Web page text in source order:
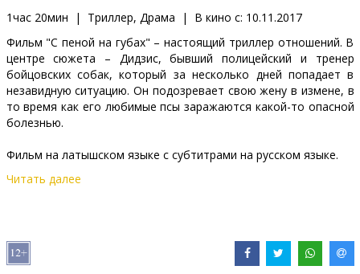
1час 20мин | Триллер, Драма | В кино с: 10.11.2017
Фильм "С пеной на губах" – настоящий триллер отношений. В
центре сюжета – Дидзис, бывший полицейский и тренер
бойцовских собак, который за несколько дней попадает в
незавидную ситуацию. Он подозревает свою жену в измене, в
то время как его любимые псы заражаются какой-то опасной
болезнью.
Фильм на латышском языке с субтитрами на русском языке.
В ролях:
Raimonds Celms,Indra Briķe
Сайты:
Читать далее